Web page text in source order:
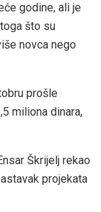
godine, ali je
što su
novca nego
prošle
miliona dinara,
Škrijelj rekao
projekata